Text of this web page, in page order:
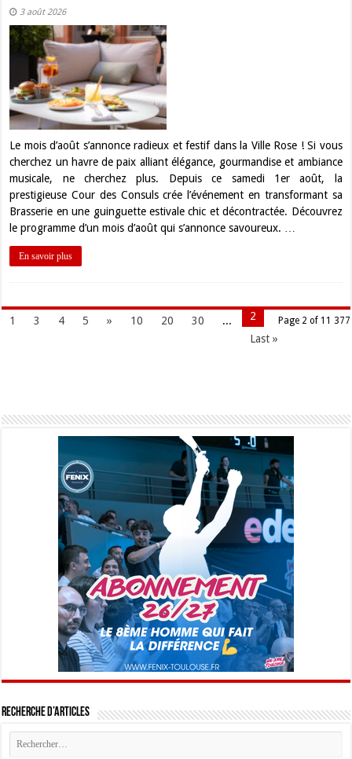
3 août 2026
Le mois d’août s’annonce radieux et festif dans la Ville Rose ! Si vous
cherchez un havre de paix alliant élégance, gourmandise et ambiance
musicale, ne cherchez plus. Depuis ce samedi 1er août, la
prestigieuse Cour des Consuls crée l’événement en transformant sa
Brasserie en une guinguette estivale chic et décontractée. Découvrez
le programme d’un mois d’août qui s’annonce savoureux. …
En savoir plus
Page 2 of 11 377
1 2
3 4 5 » 10 20 30
...
Last »
Recherche d’articles